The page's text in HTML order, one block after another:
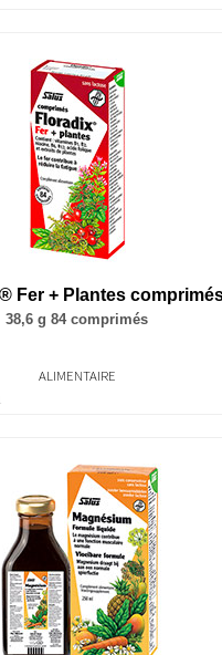
Fer + Plantes
38,6 g 84 comprimés
ALIMENTAIRE